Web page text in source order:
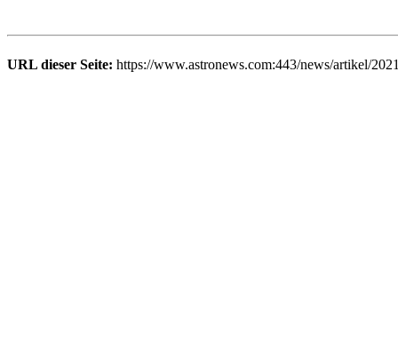
URL dieser Seite: https://www.astronews.com:443/news/artikel/